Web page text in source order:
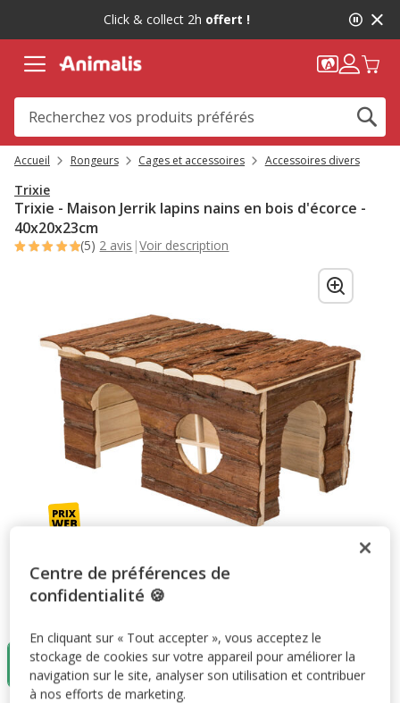
message,
Click & collect 2h offert !
Accueil Rongeurs Cages et accessoires Accessoires divers
Trixie
Trixie - Maison Jerrik lapins nains en bois d'écorce -
40x20x23cm
(5) 2 avis |Voir description
40x20x23cm
24.99€
Centre de préférences de
confidentialité 🍪
En cliquant sur « Tout accepter », vous acceptez le
stockage de cookies sur votre appareil pour améliorer la
navigation sur le site, analyser son utilisation et contribuer
à nos efforts de marketing.